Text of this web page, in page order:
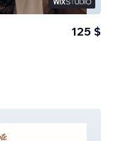
125 $